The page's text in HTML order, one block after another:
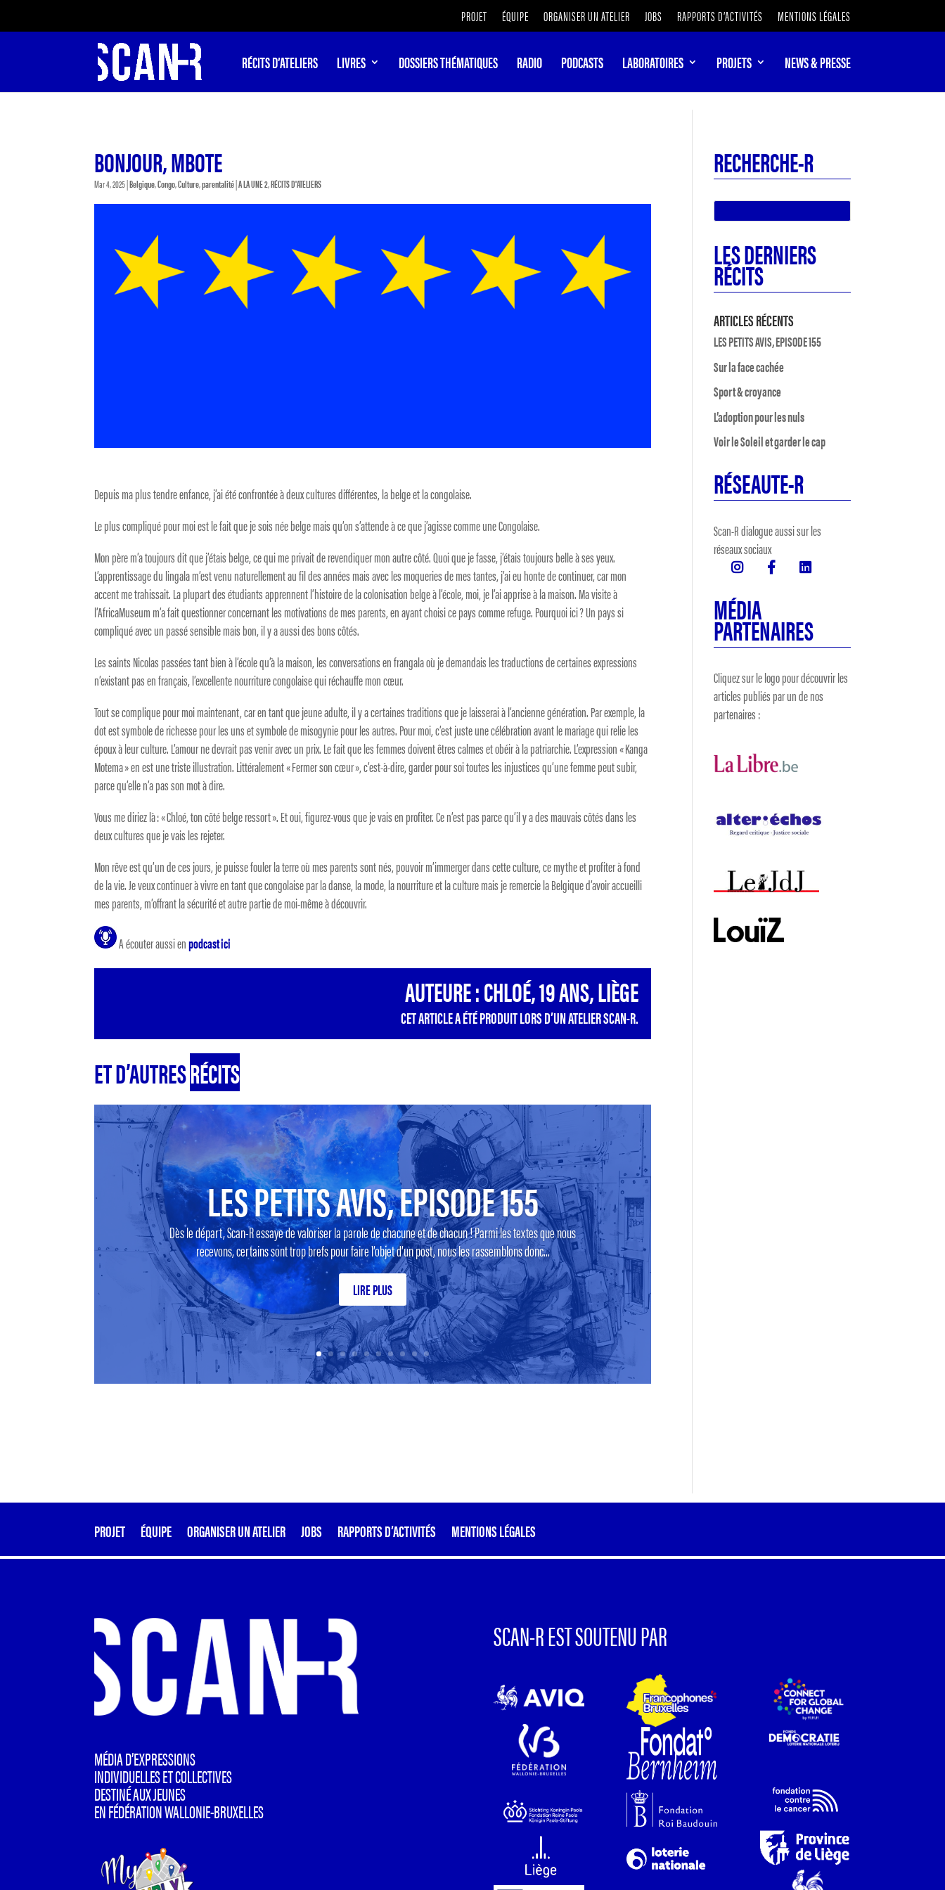
PROJET ÉQUIPE ORGANISER UN ATELIER JOBS RAPPORTS D’ACTIVITÉS MENTIONS LÉGALES
RÉCITS D’ATELIERS LIVRES DOSSIERS THÉMATIQUES RADIO PODCASTS LABORATOIRES PROJETS NEWS & PRESSE
BONJOUR, MBOTE
Mar 4, 2025|Belgique,Congo,Culture,parentalité|A LA UNE 2,RÉCITS D'ATELIERS
Depuis ma plus tendre enfance, j’ai été confrontée à deux cultures différentes, la belge et la congolaise.
Le plus compliqué pour moi est le fait que je sois née belge mais qu’on s’attende à ce que j’agisse comme une Congolaise.
Mon père m’a toujours dit que j’étais belge, ce qui me privait de revendiquer mon autre côté. Quoi que je fasse, j’étais toujours belle à ses yeux.
L’apprentissage du lingala m’est venu naturellement au fil des années mais avec les moqueries de mes tantes, j’ai eu honte de continuer, car mon
accent me trahissait. La plupart des étudiants apprennent l’histoire de la colonisation belge à l’école, moi, je l’ai apprise à la maison. Ma visite à
l’AfricaMuseum m’a fait questionner concernant les motivations de mes parents, en ayant choisi ce pays comme refuge. Pourquoi ici ? Un pays si
compliqué avec un passé sensible mais bon, il y a aussi des bons côtés.
Les saints Nicolas passées tant bien à l’école qu’à la maison, les conversations en frangala où je demandais les traductions de certaines expressions
n’existant pas en français, l’excellente nourriture congolaise qui réchauffe mon cœur.
Tout se complique pour moi maintenant, car en tant que jeune adulte, il y a certaines traditions que je laisserai à l’ancienne génération. Par exemple, la
dot est symbole de richesse pour les uns et symbole de misogynie pour les autres. Pour moi, c’est juste une célébration avant le mariage qui relie les
époux à leur culture. L’amour ne devrait pas venir avec un prix. Le fait que les femmes doivent êtres calmes et obéir à la patriarchie. L’expression « Kanga
Motema » en est une triste illustration. Littéralement « Fermer son cœur », c’est-à-dire, garder pour soi toutes les injustices qu’une femme peut subir,
parce qu’elle n’a pas son mot à dire.
Vous me diriez là : « Chloé, ton côté belge ressort ». Et oui, figurez-vous que je vais en profiter. Ce n’est pas parce qu’il y a des mauvais côtés dans les
deux cultures que je vais les rejeter.
Mon rêve est qu’un de ces jours, je puisse fouler la terre où mes parents sont nés, pouvoir m’immerger dans cette culture, ce mythe et profiter à fond
de la vie. Je veux continuer à vivre en tant que congolaise par la danse, la mode, la nourriture et la culture mais je remercie la Belgique d’avoir accueilli
mes parents, m’offrant la sécurité et autre partie de moi-même à découvrir.
A écouter aussi enpodcast ici
AUTEURE : CHLOÉ, 19 ANS, LIÈGE
CET ARTICLE A ÉTÉ PRODUIT LORS D’UN ATELIER SCAN-R.
ET D’AUTRESRÉCITS
LES PETITS AVIS, EPISODE 155
Dès le départ, Scan-R essaye de valoriser la parole de chacune et de chacun ! Parmi les textes que nous
recevons, certains sont trop brefs pour faire l’objet d’un post, nous les rassemblons donc...
LIRE PLUS
RECHERCHE-R
LES DERNIERS
RÉCITS
ARTICLES RÉCENTS
LES PETITS AVIS, EPISODE 155
Sur la face cachée
Sport & croyance
L’adoption pour les nuls
Voir le Soleil et garder le cap
RÉSEAUTE-R
Scan-R dialogue aussi sur les
réseaux sociaux
MÉDIA
PARTENAIRES
Cliquez sur le logo pour découvrir les
articles publiés par un de nos
partenaires :
PROJET ÉQUIPE ORGANISER UN ATELIER JOBS RAPPORTS D’ACTIVITÉS MENTIONS LÉGALES
MÉDIA D’EXPRESSIONS
INDIVIDUELLES ET COLLECTIVES
DESTINÉ AUX JEUNES
EN FÉDÉRATION WALLONIE-BRUXELLES
SCAN-R EST SOUTENU PAR